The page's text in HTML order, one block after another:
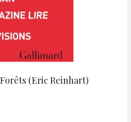
(Eric Reinhart)